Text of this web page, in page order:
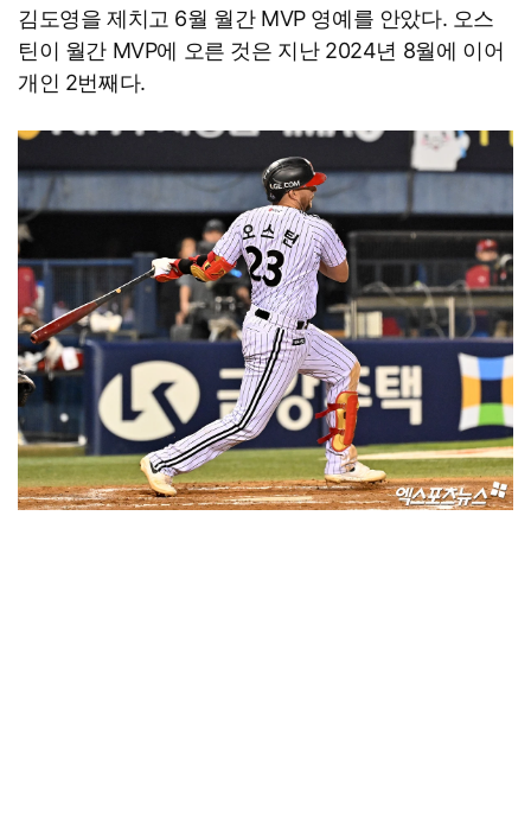
김도영을 제치고 6월 월간 MVP 영예를 안았다. 오스
틴이 월간 MVP에 오른 것은 지난 2024년 8월에 이어
개인 2번째다.